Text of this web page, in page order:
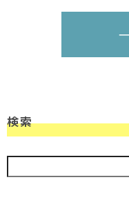
検索
検索: